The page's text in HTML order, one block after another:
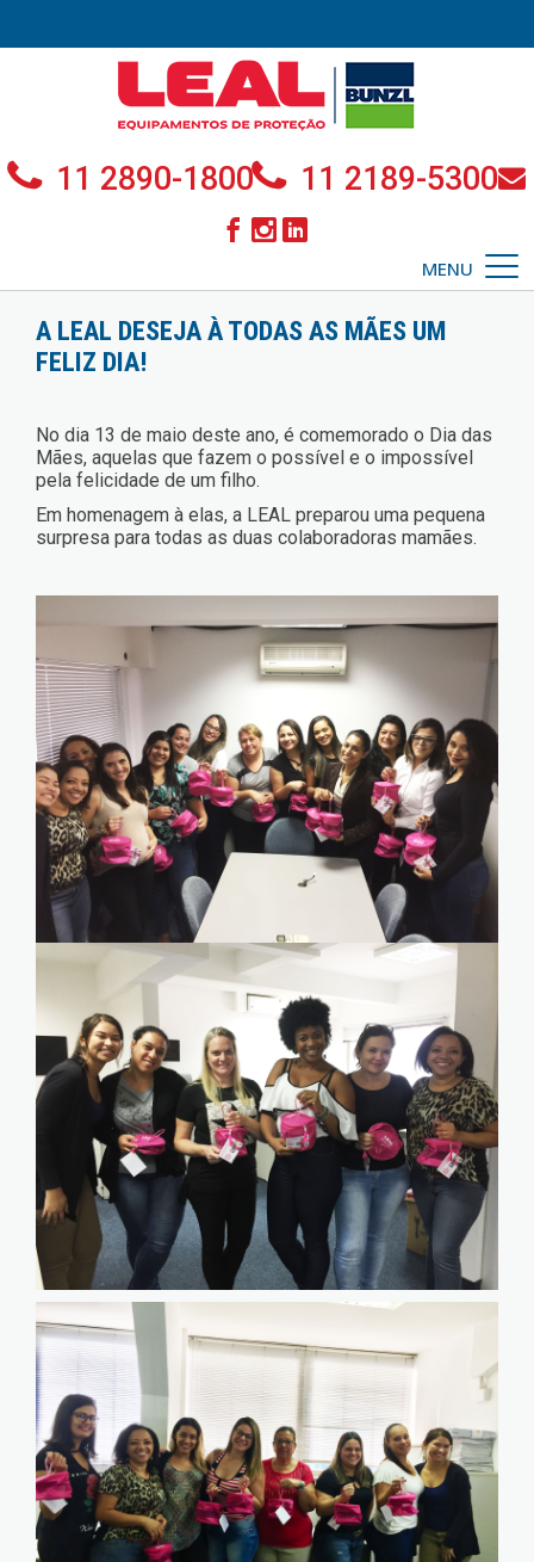
11 2890-1800 11 2189-5300
MENU
A LEAL DESEJA À TODAS AS MÃES UM
FELIZ DIA!
No dia 13 de maio deste ano, é comemorado o Dia das
Mães, aquelas que fazem o possível e o impossível
pela felicidade de um filho.
Em homenagem à elas, a LEAL preparou uma pequena
surpresa para todas as duas colaboradoras mamães.